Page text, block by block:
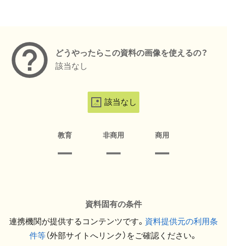
どうやったらこの資料の画像を使えるの？
該当なし
該当なし
教育 非商用 商用
資料固有の条件
連携機関が提供するコンテンツです。 資料提供元の利用条
件等（外部サイトへリンク）をご確認ください。